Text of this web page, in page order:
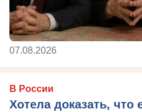
07.08.2026
В России
Хотела доказать, что